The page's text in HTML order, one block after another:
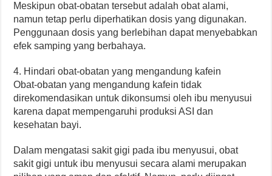
Meskipun obat-obatan tersebut adalah obat alami,
namun tetap perlu diperhatikan dosis yang digunakan.
Penggunaan dosis yang berlebihan dapat menyebabkan
efek samping yang berbahaya.
4. Hindari obat-obatan yang mengandung kafein
Obat-obatan yang mengandung kafein tidak
direkomendasikan untuk dikonsumsi oleh ibu menyusui
karena dapat mempengaruhi produksi ASI dan
kesehatan bayi.
Dalam mengatasi sakit gigi pada ibu menyusui, obat
sakit gigi untuk ibu menyusui secara alami merupakan